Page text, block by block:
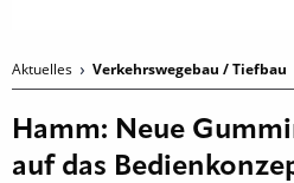
Aktuelles Verkehrswegebau / Tiefbau
Hamm: Neue
auf das